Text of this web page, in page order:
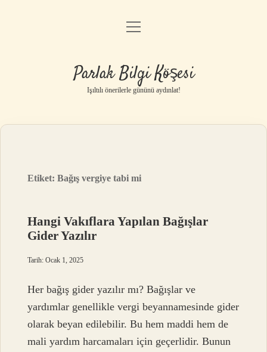
Anasayfa
Yasal Uyarı
menüyü
Parlak Bilgi Köşesi
Işıltılı önerilerle gününü aydınlat!
Etiket:Bağış vergiye tabi mi
Hangi Vakıflara Yapılan Bağışlar
Gider Yazılır
Tarih: Ocak 1, 2025
Her bağış gider yazılır mı? Bağışlar ve
yardımlar genellikle vergi beyannamesinde gider
olarak beyan edilebilir. Bu hem maddi hem de
mali yardım harcamaları için geçerlidir. Bunun